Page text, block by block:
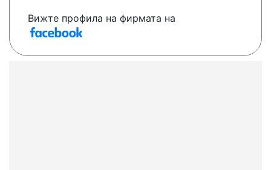
Вижте профила на фирмата на